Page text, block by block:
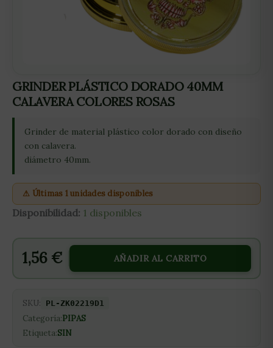
GRINDER PLÁSTICO DORADO 40MM
CALAVERA COLORES ROSAS
Grinder de material plástico color dorado con diseño
con calavera.
diámetro 40mm.
⚠ Últimas 1 unidades disponibles
Disponibilidad: 1 disponibles
1,56 € AÑADIR AL CARRITO
SKU: PL-ZK02219D1
Categoría:PIPAS
Etiqueta:SIN